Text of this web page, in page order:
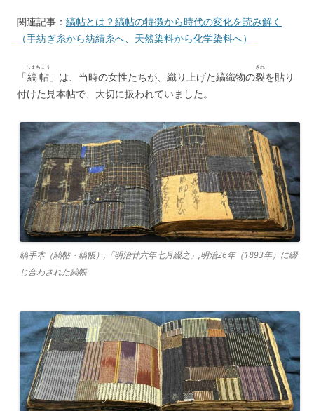
関連記事： 縞帖とは？縞帖の特徴から時代の変化を読み解く
（手紡ぎ糸から紡績糸へ、天然染料から化学染料へ）
「縞帖
しまちょう
」は、当時の女性たちが、織り上げた縞織物の裂
きれ
を貼り
付けた見本帖で、大切に扱われていました。
縞手本（縞帖・縞帳）,「明治廿六年七月綴之」,明治26年（1893年）に綴
じ合わされた縞帳